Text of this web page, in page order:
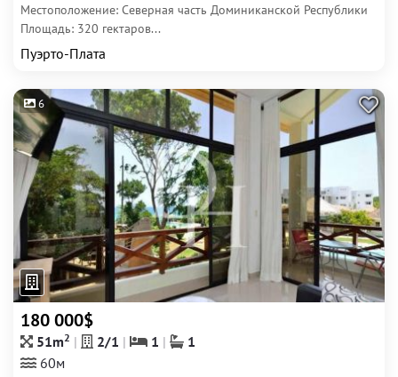
Местоположение: Северная часть Доминиканской Республики
Площадь: 320 гектаров...
Пуэрто-Плата
6
180 000$
51m2 2/1 1
1
60м